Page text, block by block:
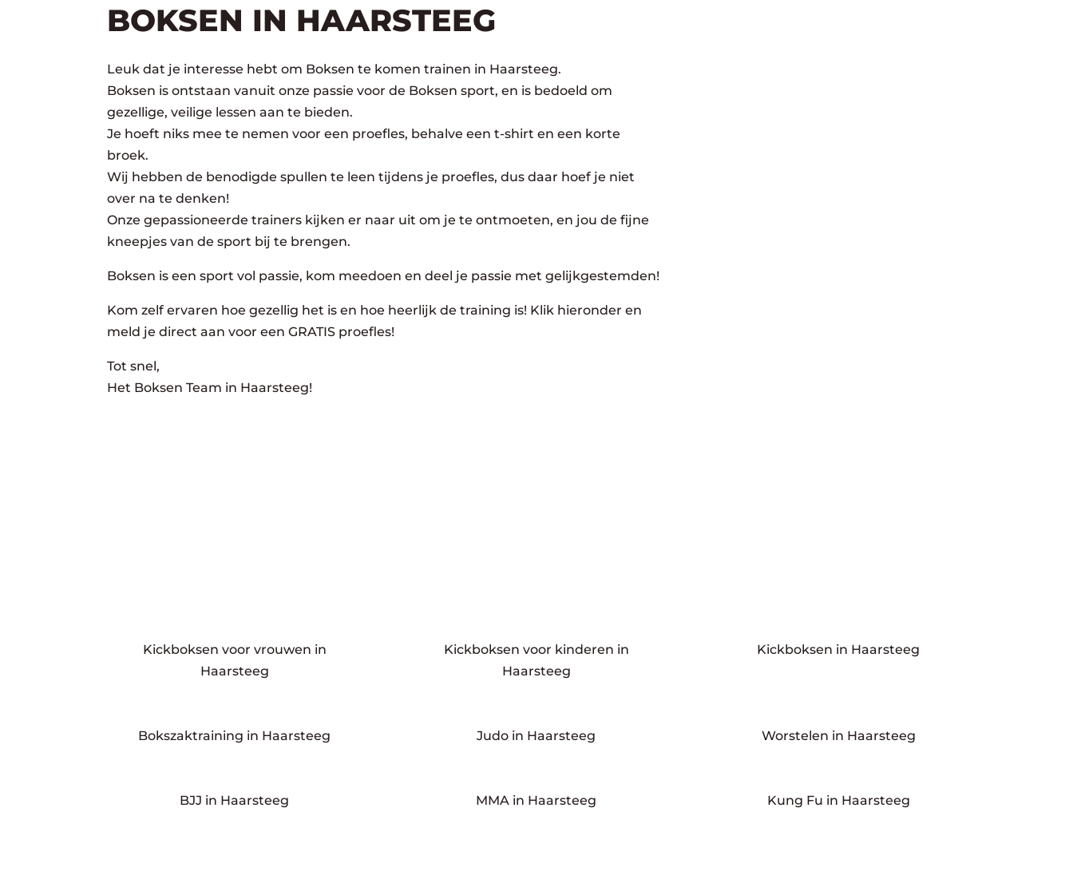
BOKSEN IN HAARSTEEG
Leuk dat je interesse hebt om Boksen te komen trainen in Haarsteeg.
Boksen is ontstaan vanuit onze passie voor de Boksen sport, en is bedoeld om
gezellige, veilige lessen aan te bieden.
Je hoeft niks mee te nemen voor een proefles, behalve een t-shirt en een korte
broek.
Wij hebben de benodigde spullen te leen tijdens je proefles, dus daar hoef je niet
over na te denken!
Onze gepassioneerde trainers kijken er naar uit om je te ontmoeten, en jou de fijne
kneepjes van de sport bij te brengen.
Boksen is een sport vol passie, kom meedoen en deel je passie met gelijkgestemden!
Kom zelf ervaren hoe gezellig het is en hoe heerlijk de training is! Klik hieronder en
meld je direct aan voor een GRATIS proefles!
Tot snel,
Het Boksen Team in Haarsteeg!
Kickboksen voor vrouwen in
Haarsteeg
Kickboksen voor kinderen in
Haarsteeg
Kickboksen in Haarsteeg
Bokszaktraining in Haarsteeg Judo in Haarsteeg Worstelen in Haarsteeg
BJJ in Haarsteeg MMA in Haarsteeg Kung Fu in Haarsteeg